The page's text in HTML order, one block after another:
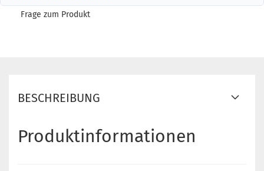
Frage zum Produkt
BESCHREIBUNG
Produktinformationen